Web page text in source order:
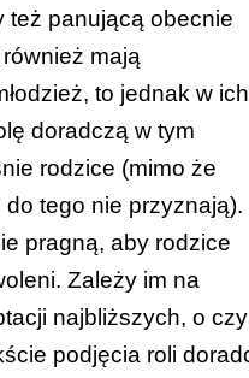
też panującą obecnie
mają
to jednak w ich
doradczą w tym
rodzice (mimo że
tego nie przyznają).
pragną, aby rodzice
Zależy im na
najbliższych, o
podjęcia roli